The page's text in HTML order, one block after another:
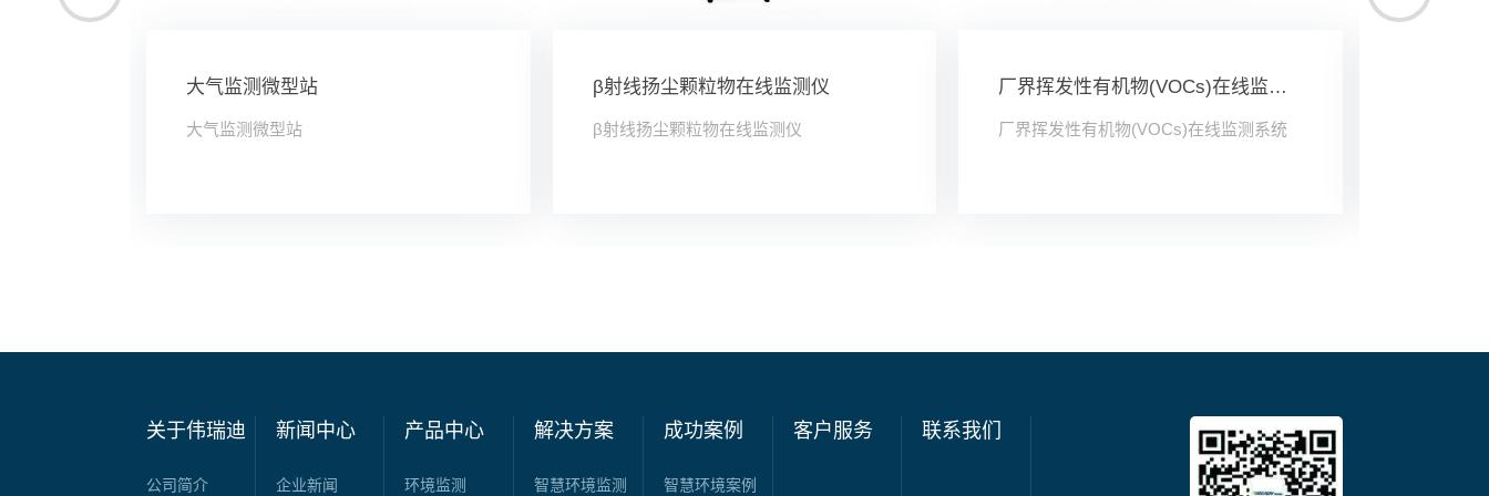
大气监测微型站
大气监测微型站
β射线扬尘颗粒物在线监测仪
β射线扬尘颗粒物在线监测仪
厂界挥发性有机物(VOCs)在线监测系统
厂界挥发性有机物(VOCs)在线监测系统
关于伟瑞迪
公司简介
新闻中心
企业新闻
产品中心
环境监测
解决方案
智慧环境监测
成功案例
智慧环境案例
客户服务 联系我们